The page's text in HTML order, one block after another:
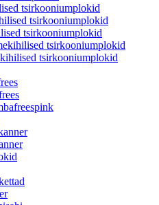
tsirkooniumplokid
tsirkooniumplokid
tsirkooniumplokid
tsirkooniumplokid
tsirkooniumplokid